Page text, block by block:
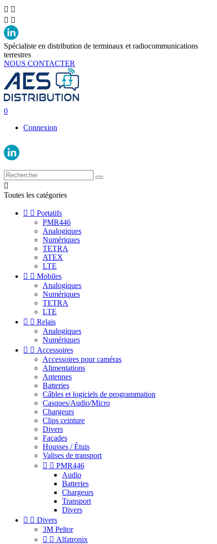
 
 
Spécialiste en distribution de terminaux et radiocommunications
terrestres
NOUS CONTACTER
0
Connexion

Toutes les catégories
  Portatifs
PMR446
Analogiques
Numériques
TETRA
ATEX
LTE
  Mobiles
Analogiques
Numériques
TETRA
LTE
  Relais
Analogiques
Numériques
  Accessoires
Accessoires pour caméras
Alimentations
Antennes
Batteries
Câbles et logiciels de programmation
Casques/Audio/Micro
Chargeurs
Clips ceinture
Divers
Façades
Housses / Étuis
Valises de transport
  PMR446
Audio
Batteries
Chargeurs
Transport
Divers
  Divers
3M Peltor
  Alfatronix